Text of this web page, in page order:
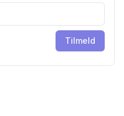
Tilmeld